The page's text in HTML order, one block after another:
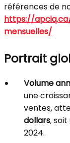
références de
https://
mensuelles/
Portrait
Volume
une
ventes,
dollars,
2024.